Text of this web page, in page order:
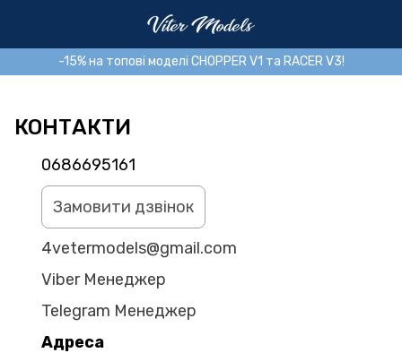
-15% на топові моделі CHOPPER V1 та RACER V3!
КОНТАКТИ
0686695161
Замовити дзвінок
4vetermodels@gmail.com
Viber Менеджер
Telegram Менеджер
Адреса